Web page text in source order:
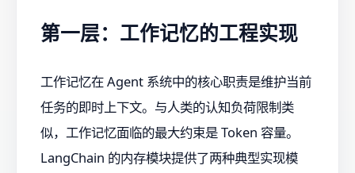
第一层：工作记忆的工程实现
工作记忆在 Agent 系统中的核心职责是维护当前
任务的即时上下文。与人类的认知负荷限制类
似，工作记忆面临的最大约束是 Token 容量。
LangChain 的内存模块提供了两种典型实现模